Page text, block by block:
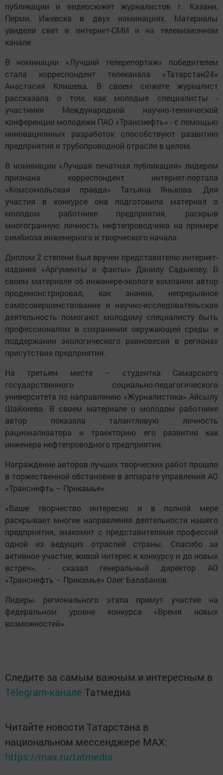
публикации и видеосюжет журналистов г. Казани,
Перми, Ижевска в двух номинациях. Материалы
увидели свет в интернет-СМИ и на телевизионном
канале.
В номинации «Лучший телерепортаж» победителем
стала корреспондент телеканала «Татарстан24»
Анастасия Клишева. В своем сюжете журналист
рассказала о том, как молодые специалисты -
участники Международной научно-технической
конференции молодежи ПАО «Транснефть» - с помощью
инновационных разработок способствуют развитию
предприятия и трубопроводной отрасли в целом.
В номинации «Лучшая печатная публикация» лидером
признана корреспондент интернет-портала
«Комсомольская правда» Татьяна Янькова. Для
участия в конкурсе она подготовила материал о
молодом работнике предприятия, раскрыв
многогранную личность нефтепроводчика на примере
симбиоза инженерного и творческого начала.
Диплом 2 степени был вручен представителю интернет-
издания «Аргументы и факты» Данилу Садыкову. В
своем материале об инженере-экологе компании автор
продемонстрировал, как знания, непрерывное
самосовершенствование и научно-исследовательская
деятельность помогают молодому специалисту быть
профессионалом в сохранении окружающей среды и
поддержании экологического равновесия в регионах
присутствия предприятия.
На третьем месте – студентка Самарского
государственного социально-педагогического
университета по направлению «Журналистика» Айсылу
Шайхиева. В своем материале о молодом работнике
автор показала талантливую личность
рационализатора и траекторию его развития как
инженера нефтепроводного предприятия.
Награждение авторов лучших творческих работ прошло
в торжественной обстановке в аппарате управления АО
«Транснефть – Прикамье».
«Ваше творчество интересно и в полной мере
раскрывает многие направления деятельности нашего
предприятия, знакомит с представителями профессий
одной из ведущих отраслей страны. Спасибо за
активное участие, живой интерес к конкурсу и до новых
встреч», - сказал генеральный директор АО
«Транснефть – Прикамье» Олег Балабанов.
Лидеры регионального этапа примут участие на
федеральном уровне конкурса «Время новых
возможностей».
Следите за самым важным и интересным в
Telegram-канале Татмедиа
Читайте новости Татарстана в
национальном мессенджере MАХ:
https://max.ru/tatmedia